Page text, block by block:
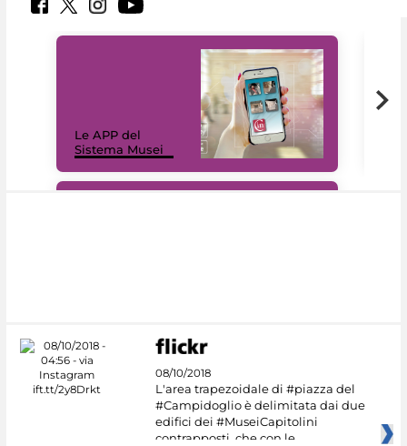
Le APP del
Sistema Musei
08/10/2018
L'area trapezoidale di #piazza del
#Campidoglio è delimitata dai due
edifici dei #MuseiCapitolini
contrapposti, che con le